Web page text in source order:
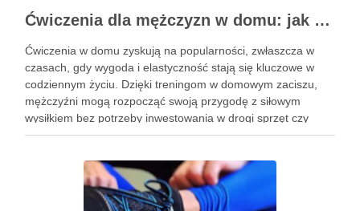
Ćwiczenia dla mężczyzn w domu: jak zacząć i utrzymać motywację
Ćwiczenia w domu zyskują na popularności, zwłaszcza w
czasach, gdy wygoda i elastyczność stają się kluczowe w
codziennym życiu. Dzięki treningom w domowym zaciszu,
mężczyźni mogą rozpocząć swoją przygodę z siłowym
wysiłkiem bez potrzeby inwestowania w drogi sprzęt czy
dojazdy do siłowni. Regularne ćwiczenia, które można